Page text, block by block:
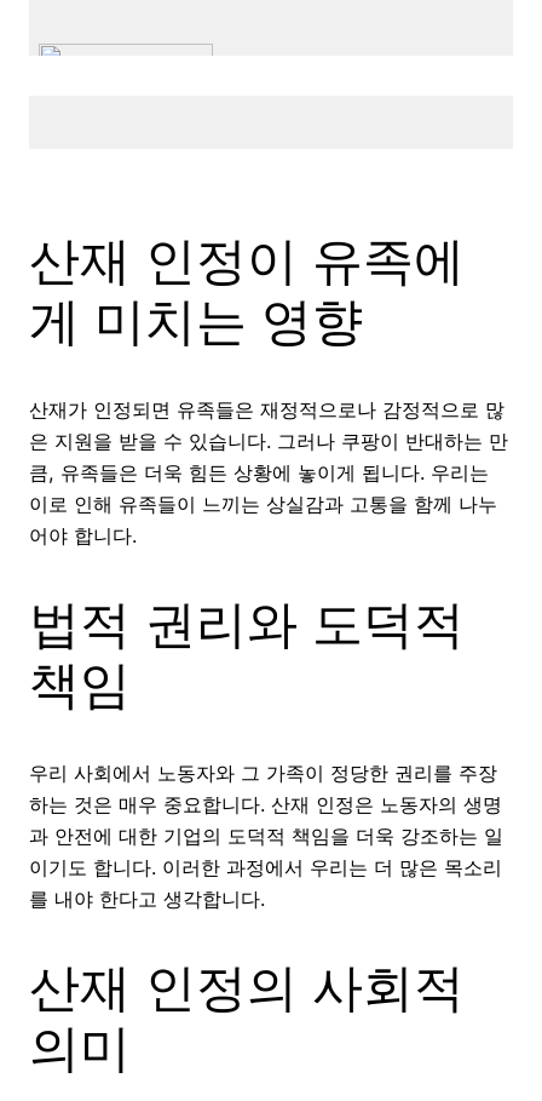
산재 인정이 유족에
게 미치는 영향
산재가 인정되면 유족들은 재정적으로나 감정적으로 많
은 지원을 받을 수 있습니다. 그러나 쿠팡이 반대하는 만
큼, 유족들은 더욱 힘든 상황에 놓이게 됩니다. 우리는
이로 인해 유족들이 느끼는 상실감과 고통을 함께 나누
어야 합니다.
법적 권리와 도덕적
책임
우리 사회에서 노동자와 그 가족이 정당한 권리를 주장
하는 것은 매우 중요합니다. 산재 인정은 노동자의 생명
과 안전에 대한 기업의 도덕적 책임을 더욱 강조하는 일
이기도 합니다. 이러한 과정에서 우리는 더 많은 목소리
를 내야 한다고 생각합니다.
산재 인정의 사회적
의미